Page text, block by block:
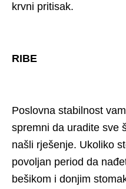
krvni pritisak.
RIBE
Poslovna stabilnost
spremni da uradite sve
našli rješenje. Ukoliko
povoljan period da
bešikom i donjim